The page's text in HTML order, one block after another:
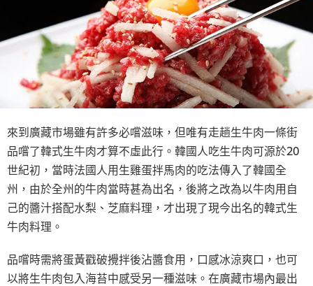
來到廣藏市場雖有許多必嚐滋味，但唯有走趟生牛肉一條街
品嚐了韓式生牛肉才算不虛此行。韓國人吃生牛肉可源於20
世紀初，當時法國人用生雞蛋拌馬肉的吃法傳入了韓國全
州，由於全州的牛肉當時甚為出名，後將之改為以牛肉用自
己的醬汁搭配水梨、芝麻料理，才出現了現今出名的韓式生
牛肉料理。
品嚐時需將蛋黃戳破攪拌後沾醬食用，口感冰涼爽口，也可
以將生牛肉包入海苔中感受另一種滋味。在廣藏市場內最出